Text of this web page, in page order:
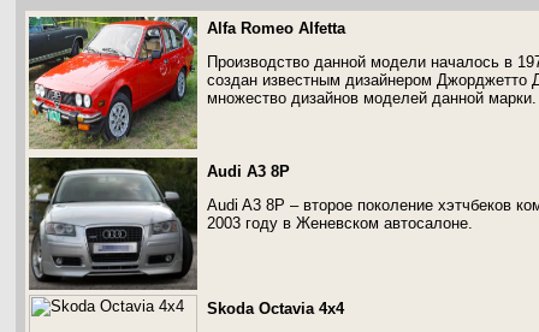
Alfa Romeo Alfetta
Производство данной модели началось в
создан известным дизайнером Джорджетто
множество дизайнов моделей данной марки.
Audi A3 8P
Audi A3 8P – второе поколение хэтчбеков
2003 году в Женевском автосалоне.
Skoda Octavia 4x4